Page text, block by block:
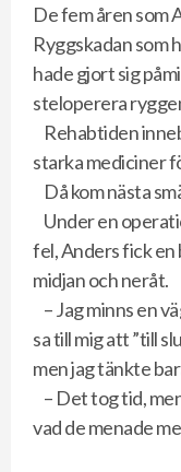
De fem åren som
Ryggskadan som
hade gjort sig
steloperera
Rehabtiden
starka mediciner
Då kom nästa
Under en
fel, Anders fick
midjan och neråt.
– Jag minns en
sa till mig att ”till
men jag tänkte
– Det tog tid,
vad de menade